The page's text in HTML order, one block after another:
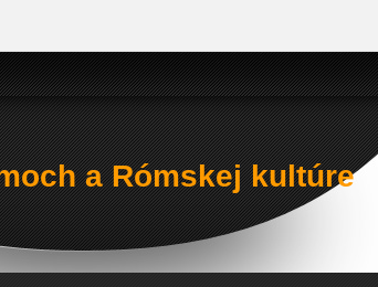
a Rómskej kultúre